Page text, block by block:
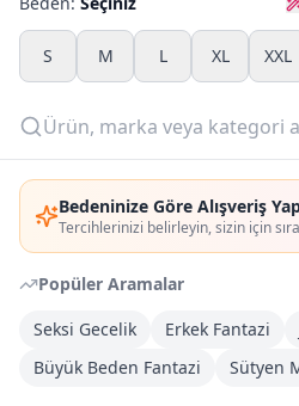
Bedeninize Göre Alışveriş
Tercihlerinizi belirleyin, sizin için
Popüler Aramalar
Seksi Gecelik
Erkek Fantazi
Büyük Beden Fantazi
Sütyen
Yeni Gelenler
OUTLET
Giriş Yap
Üye Ol
S M L XL XXL
Adet:
Sepete
Şimdi
DHL Kargoya Teslim
Bugün kargoda( 10 saat 8 dk